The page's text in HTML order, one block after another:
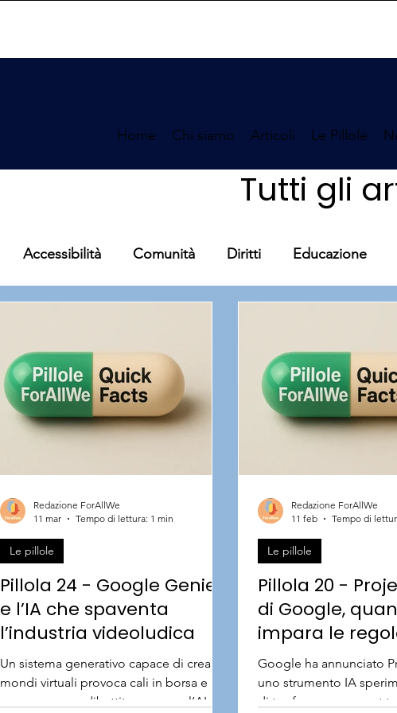
Home Chi siamo Articoli Le Pillole
Tutti gli
Accessibilità Comunità Diritti Educazione
Pillola 24 - Google Genie 3
e l’IA che spaventa
l’industria videoludica
Un sistema generativo capace di creare
mondi virtuali provoca cali in borsa e
apre un nuovo dibattito su come l’AI
Le pillole
Redazione ForAllWe
11 mar
Tempo di lettura: 1 min
Pillola 20 -
di Google,
impara le
mondi di gioco
osservando
Google ha annunciato
uno strumento IA
di trasformare prompt
Le pillole
Redazione ForAllWe
11 feb
Tempo di